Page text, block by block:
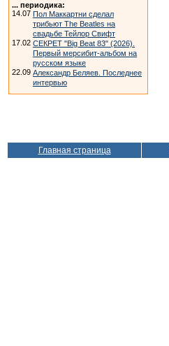
... периодика:
14.07 Пол Маккартни сделал
трибьют The Beatles на
свадьбе Тейлор Свифт
17.02 СЕКРЕТ "Big Beat 83" (2026).
Первый мерсибит-альбом на
русском языке
22.09 Александр Беляев. Последнее
интервью
Главная страница